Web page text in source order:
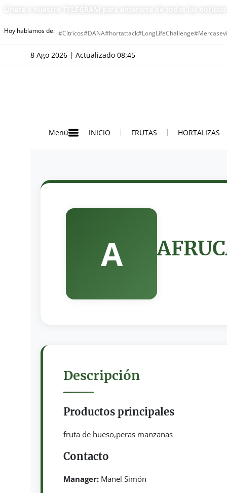
Únete a nuestro TELEGRAM para enterarte de todas las
Hoy hablamos de: #Cítricos#DANA#hortattack#LongLifeChallenge
8 Ago 2026 | Actualizado 08:45
Menú INICIO FRUTAS HORTALIZAS
A
Descripción
Productos principales
fruta de hueso,peras manzanas
Contacto
Manager: Manel Simón